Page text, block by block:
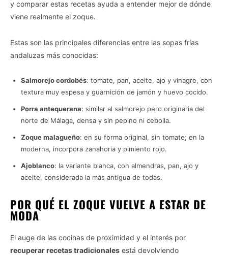
y comparar estas recetas ayuda a entender mejor de dónde
viene realmente el zoque.
Estas son las principales diferencias entre las sopas frías
andaluzas más conocidas:
Salmorejo cordobés: tomate, pan, aceite, ajo y vinagre, con
textura muy espesa y guarnición de jamón y huevo cocido.
Porra antequerana: similar al salmorejo pero originaria del
norte de Málaga, densa y sin pepino ni cebolla.
Zoque malagueño: en su forma original, sin tomate; en la
moderna, incorpora zanahoria y pimiento rojo.
Ajoblanco: la variante blanca, con almendras, pan, ajo y
aceite, considerada la más antigua de todas.
POR QUÉ EL ZOQUE VUELVE A ESTAR DE
MODA
El auge de las cocinas de proximidad y el interés por
recuperar recetas tradicionales está devolviendo